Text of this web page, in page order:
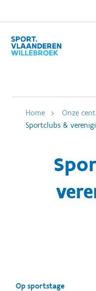
Home Onze
Sportclubs &
Op sportstage